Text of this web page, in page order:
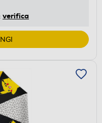
verifica